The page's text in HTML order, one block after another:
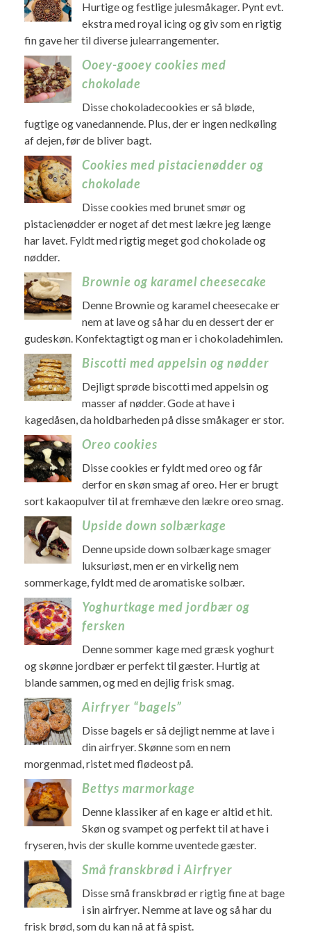
Hurtige og festlige julesmåkager. Pynt evt.
ekstra med royal icing og giv som en rigtig
fin gave her til diverse julearrangementer.
Ooey-gooey cookies med
chokolade
Disse chokoladecookies er så bløde,
fugtige og vanedannende. Plus, der er ingen nedkøling
af dejen, før de bliver bagt.
Cookies med pistacienødder og
chokolade
Disse cookies med brunet smør og
pistacienødder er noget af det mest lækre jeg længe
har lavet. Fyldt med rigtig meget god chokolade og
nødder.
Brownie og karamel cheesecake
Denne Brownie og karamel cheesecake er
nem at lave og så har du en dessert der er
gudeskøn. Konfektagtigt og man er i chokoladehimlen.
Biscotti med appelsin og nødder
Dejligt sprøde biscotti med appelsin og
masser af nødder. Gode at have i
kagedåsen, da holdbarheden på disse småkager er stor.
Oreo cookies
Disse cookies er fyldt med oreo og får
derfor en skøn smag af oreo. Her er brugt
sort kakaopulver til at fremhæve den lækre oreo smag.
Upside down solbærkage
Denne upside down solbærkage smager
luksuriøst, men er en virkelig nem
sommerkage, fyldt med de aromatiske solbær.
Yoghurtkage med jordbær og
fersken
Denne sommer kage med græsk yoghurt
og skønne jordbær er perfekt til gæster. Hurtig at
blande sammen, og med en dejlig frisk smag.
Airfryer “bagels”
Disse bagels er så dejligt nemme at lave i
din airfryer. Skønne som en nem
morgenmad, ristet med flødeost på.
Bettys marmorkage
Denne klassiker af en kage er altid et hit.
Skøn og svampet og perfekt til at have i
fryseren, hvis der skulle komme uventede gæster.
Små franskbrød i Airfryer
Disse små franskbrød er rigtig fine at bage
i sin airfryer. Nemme at lave og så har du
frisk brød, som du kan nå at få spist.